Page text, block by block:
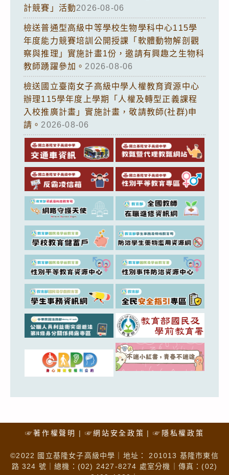
計競賽」活動2026-08-06
檢送普通型高級中等學校生物學科中心115學
年度能力競賽培訓公開授課「軟體動物解剖觀
察與推理」實施計畫1份，邀請有興趣之生物科
教師踴躍參加。 2026-08-06
檢送國立臺南女子高級中學人權教育資源中心
辦理115學年度上學期「人權及轉型正義課程
入校推廣計畫」實施計畫，敬請教師(社群)申
請。 2026-08-06
☞著作權聲明 ☞網站安全政策 ☞隱私權政策
©2022 國立基隆女子高級中學｜地址： 201013 基隆市東信
路 324 號｜總機：(02) 2427-8274 處室分機｜傳真：(02)